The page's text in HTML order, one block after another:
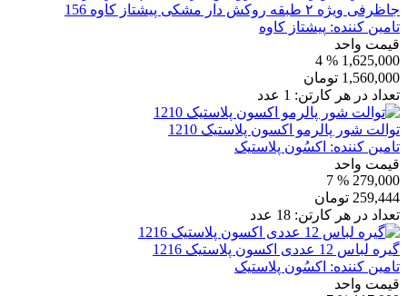
جاظرفی ویژه ۲ طبقه روکش دار مشکی پیشتاز کاوه 156
تامین کننده: پیشتاز کاوه
قیمت واحد
1,625,000
% 4
1,560,000 تومان
تعداد در هر کارتن: 1 عدد
توالت شور پالرمو اکسون پلاستیک 1210
تامین کننده: اکسُون پلاستیک
قیمت واحد
279,000
% 7
259,444 تومان
تعداد در هر کارتن: 18 عدد
گیره لباس 12 عددی اکسون پلاستیک 1216
تامین کننده: اکسُون پلاستیک
قیمت واحد